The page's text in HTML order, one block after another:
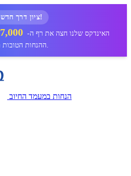
ציון דרך חדש!
האינדקס שלנו חצה את רף ה- 7,000+
ההנחות הטובות ביותר.
הנחות במעמד החיוב